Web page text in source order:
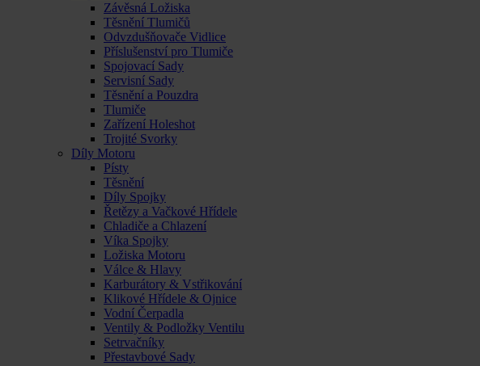
Závěsná Ložiska
Těsnění Tlumičů
Odvzdušňovače Vidlice
Příslušenství pro Tlumiče
Spojovací Sady
Servisní Sady
Těsnění a Pouzdra
Tlumiče
Zařízení Holeshot
Trojité Svorky
Díly Motoru
Písty
Těsnění
Díly Spojky
Řetězy a Vačkové Hřídele
Chladiče a Chlazení
Víka Spojky
Ložiska Motoru
Válce & Hlavy
Karburátory & Vstřikování
Klikové Hřídele & Ojnice
Vodní Čerpadla
Ventily & Podložky Ventilu
Setrvačníky
Přestavbové Sady